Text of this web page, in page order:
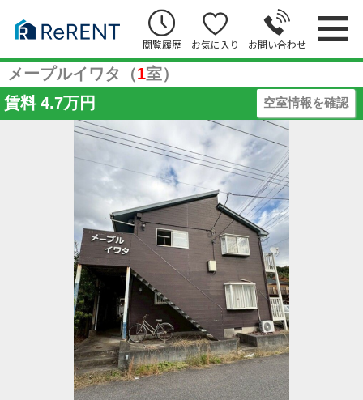
閲覧履歴 お気に入り お問い合わせ
メープルイワタ（1室）
賃料 4.7万円 空室情報を確認